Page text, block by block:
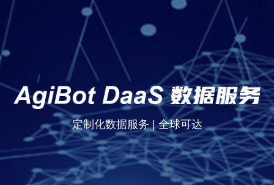
定制化数据服务 | 全球可达